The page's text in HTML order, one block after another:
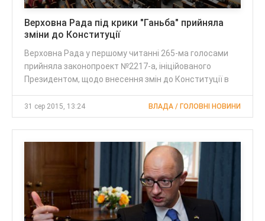
Верховна Рада під крики "Ганьба" прийняла
зміни до Конституції
Верховна Рада у першому читанні 265-ма голосами
прийняла законопроект №2217-а, ініційованого
Президентом, щодо внесення змін до Конституції в
31 сер 2015, 13:24 ВЛАДА / ГОЛОВНІ НОВИНИ